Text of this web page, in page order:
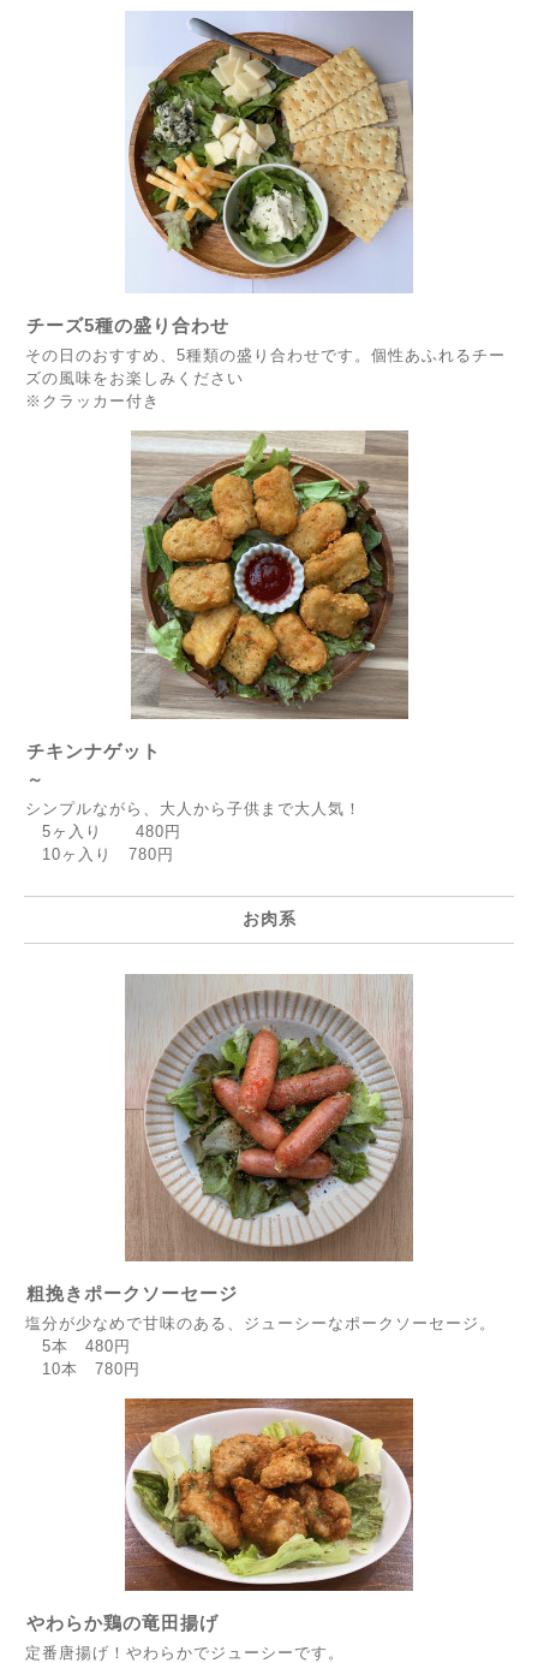
チーズ5種の盛り合わせ
その日のおすすめ、5種類の盛り合わせです。個性あふれるチー
ズの風味をお楽しみください
※クラッカー付き
チキンナゲット
～
シンプルながら、大人から子供まで大人気！
5ヶ入り 480円
10ヶ入り 780円
お肉系
粗挽きポークソーセージ
塩分が少なめで甘味のある、ジューシーなポークソーセージ。
5本 480円
10本 780円
やわらか鶏の竜田揚げ
定番唐揚げ！やわらかでジューシーです。